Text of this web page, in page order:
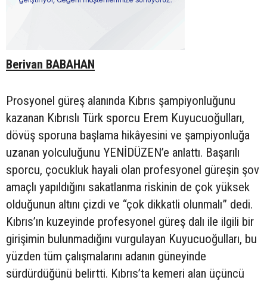
Berivan BABAHAN
Prosyonel güreş alanında Kıbrıs şampiyonluğunu
kazanan Kıbrıslı Türk sporcu Erem Kuyucuoğulları,
dövüş sporuna başlama hikâyesini ve şampiyonluğa
uzanan yolculuğunu YENİDÜZEN’e anlattı. Başarılı
sporcu, çocukluk hayali olan profesyonel güreşin şov
amaçlı yapıldığını sakatlanma riskinin de çok yüksek
olduğunun altını çizdi ve “çok dikkatli olunmalı” dedi.
Kıbrıs’ın kuzeyinde profesyonel güreş dalı ile ilgili bir
girişimin bulunmadığını vurgulayan Kuyucuoğulları, bu
yüzden tüm çalışmalarını adanın güneyinde
sürdürdüğünü belirtti. Kıbrıs’ta kemeri alan üçüncü